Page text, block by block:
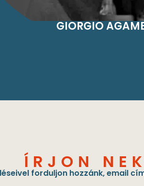
GIORGIO
ÍRJON
forduljon hozzánk, email